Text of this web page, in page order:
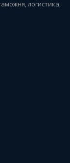
логистика,